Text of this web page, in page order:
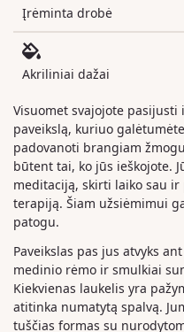
Įrėminta drobė
Akriliniai dažai
Visuomet svajojote
paveikslą, kuriuo
padovanoti brangiam
būtent tai, ko jūs ieškojote.
meditaciją, skirti laiko sau
terapiją. Šiam užsiėmimui
patogu.
Paveikslas pas jus atvyks
medinio rėmo ir smulkiai
Kiekvienas laukelis yra
atitinka numatytą spalvą.
tuščias formas su